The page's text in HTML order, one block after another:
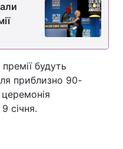
будуть
приблизно 90-
січня.